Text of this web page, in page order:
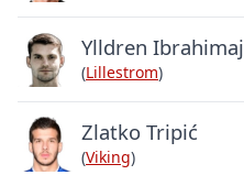
Ylldren Ibrahimaj
(Lillestrom)
Zlatko Tripić
(Viking)